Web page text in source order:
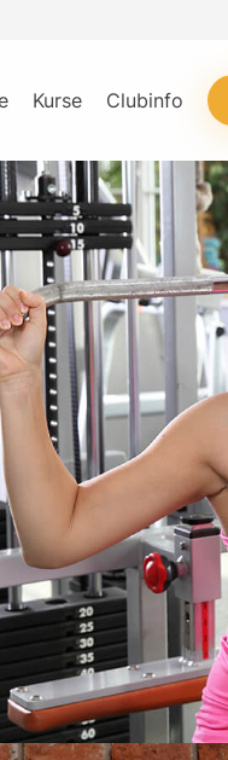
Kurse Clubinfo